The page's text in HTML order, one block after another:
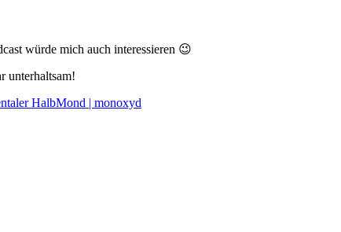
würde mich auch interessieren 😉
unterhaltsam!
HalbMond | monoxyd